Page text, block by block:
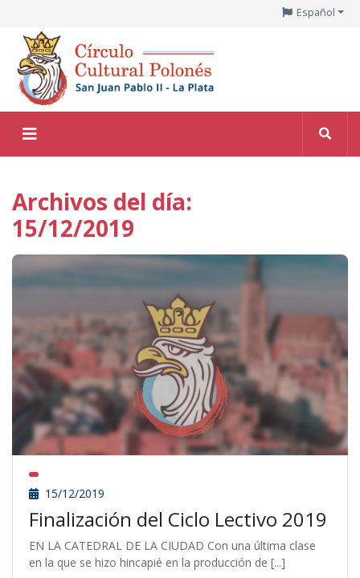
Español
Archivos del día:
15/12/2019
15/12/2019
Finalización del Ciclo Lectivo 2019
EN LA CATEDRAL DE LA CIUDAD Con una última clase
en la que se hizo hincapié en la producción de [...]